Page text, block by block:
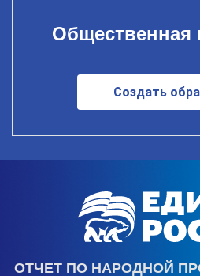
Общественная
Создать
ОТЧЕТ ПО НАРОДНОЙ